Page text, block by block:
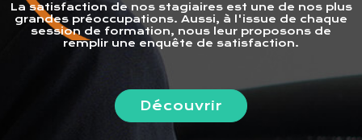
La satisfaction de nos stagiaires est une de nos plus
grandes préoccupations. Aussi, à l'issue de chaque
session de formation, nous leur proposons de
remplir une enquête de satisfaction.
Découvrir